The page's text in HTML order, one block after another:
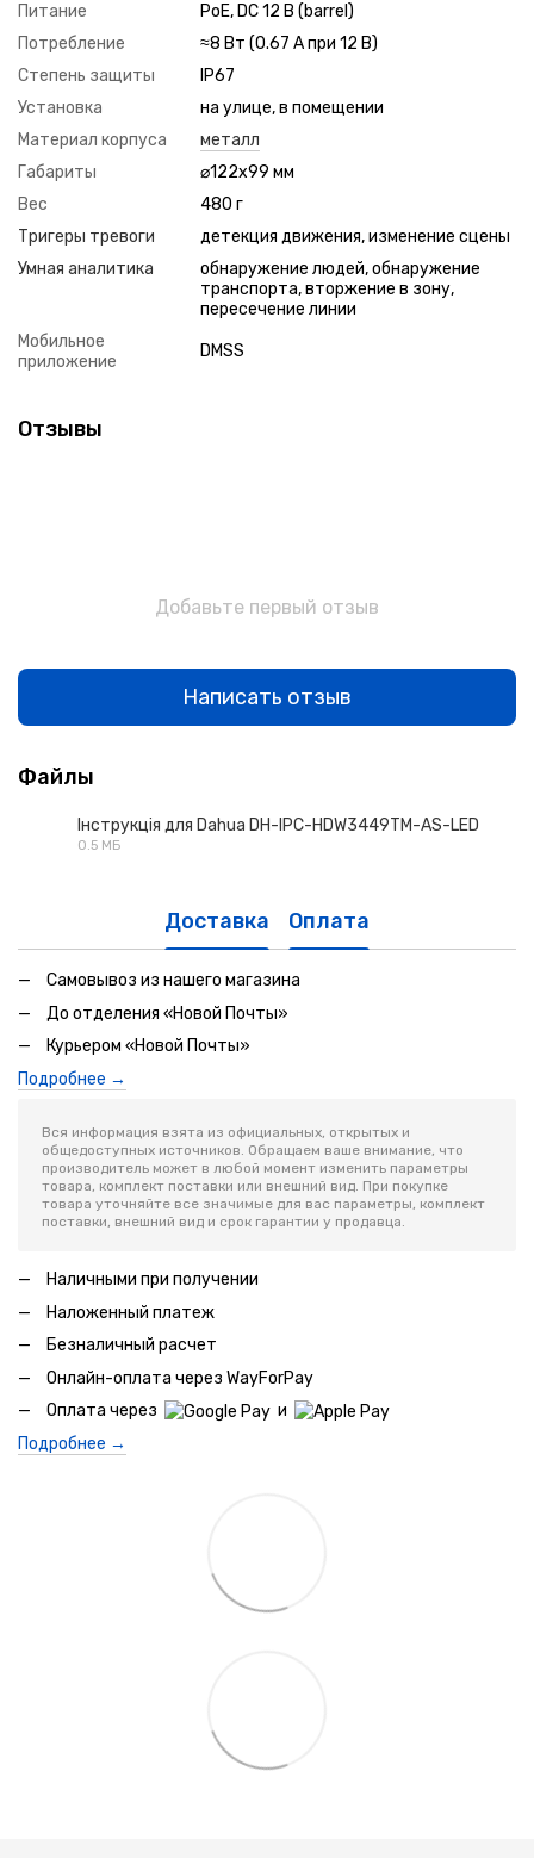
Питание
PoE, DC 12 В (barrel)
Потребление
≈8 Вт (0.67 А при 12 В)
Степень защиты
IP67
Установка
на улице, в помещении
Материал корпуса
металл
Габариты
⌀122x99 мм
Вес
480 г
Тригеры тревоги
детекция движения, изменение сцены
Умная аналитика
обнаружение людей, обнаружение
транспорта, вторжение в зону,
пересечение линии
Мобильное
приложение
DMSS
Отзывы
Добавьте первый отзыв
Написать отзыв
Файлы
Інструкція для Dahua DH-IPC-HDW3449TM-AS-LED
0.5 МБ
Доставка Оплата
Самовывоз из нашего магазина
До отделения «Новой Почты»
Курьером «Новой Почты»
Подробнее →
Вся информация взята из официальных, открытых и
общедоступных источников. Обращаем ваше внимание, что
производитель может в любой момент изменить параметры
товара, комплект поставки или внешний вид. При покупке
товара уточняйте все значимые для вас параметры, комплект
поставки, внешний вид и срок гарантии у продавца.
Наличными при получении
Наложенный платеж
Безналичный расчет
Онлайн-оплата через WayForPay
Оплата через
и
Подробнее →